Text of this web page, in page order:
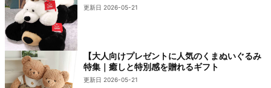
更新日 2026-05-21
【大人向けプレゼントに人気のくまぬいぐるみ
特集｜癒しと特別感を贈れるギフト
更新日 2026-05-21